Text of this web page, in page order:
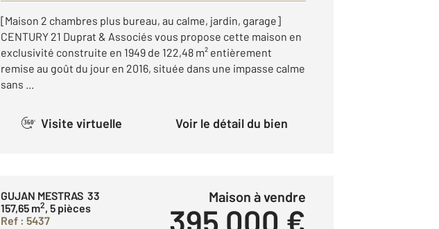
[Maison 2 chambres plus bureau, au calme, jardin, garage]
CENTURY 21 Duprat & Associés vous propose cette maison en
exclusivité construite en 1949 de 122,48 m² entièrement
remise au goût du jour en 2016, située dans une impasse calme
sans ...
360° Visite virtuelle Voir le détail du bien
GUJAN MESTRAS 33
157,65 m2, 5 pièces
Ref : 5437
Maison à vendre
395 000 €